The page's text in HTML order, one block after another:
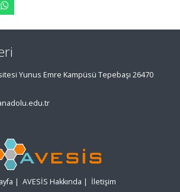
Yunus Emre Kampüsü Tepebaşı 26470
| AVESİS Hakkında | İletişim